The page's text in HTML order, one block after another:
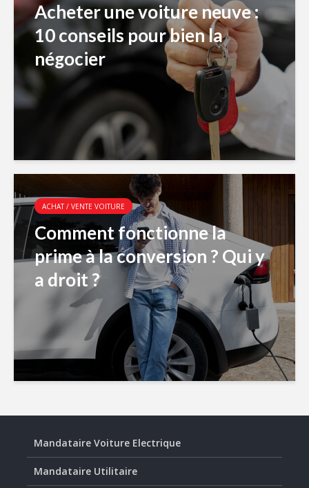
Acheter une voiture neuve :
10 conseils pour bien la
négocier
ACHAT / VENTE VOITURE
Comment fonctionne la
prime à la conversion ? Qui y
a droit ?
Mandataire Voiture Electrique
Mandataire Utilitaire